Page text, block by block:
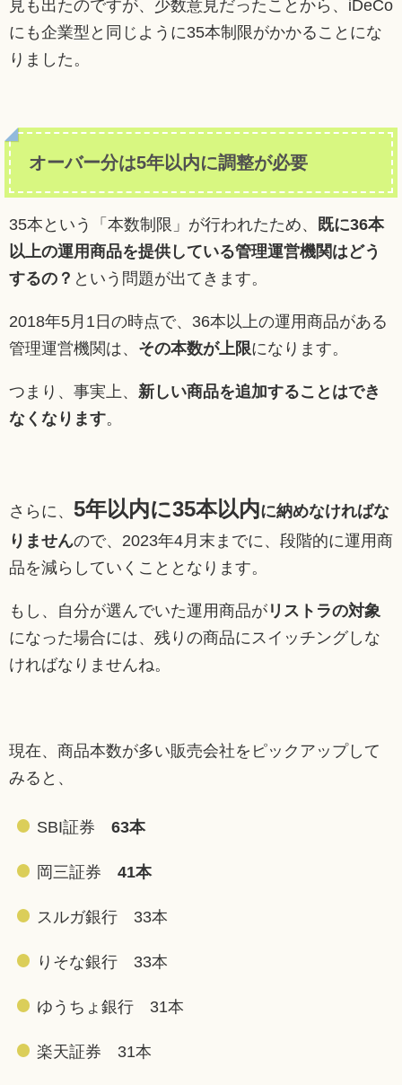
見も出たのですが、少数意見だったことから、iDeCo
にも企業型と同じように35本制限がかかることにな
りました。
オーバー分は5年以内に調整が必要
35本という「本数制限」が行われたため、
既に36本
以上の運用商品を提供している管理運営機関はどう
するの？ という問題が出てきます。
2018年5月1日の時点で、36本以上の運用商品がある
管理運営機関は、 その本数が上限になります。
つまり、事実上、 新しい商品を追加することはでき
なくなります。
さらに、 5年以内に35本以内に納めなければな
りませんので、2023年4月末までに、段階的に運用商
品を減らしていくこととなります。
もし、自分が選んでいた運用商品が リストラの対象
になった場合には、残りの商品にスイッチングしな
ければなりませんね。
現在、商品本数が多い販売会社をピックアップして
みると、
SBI証券63本
岡三証券41本
スルガ銀行 33本
りそな銀行 33本
ゆうちょ銀行 31本
楽天証券 31本